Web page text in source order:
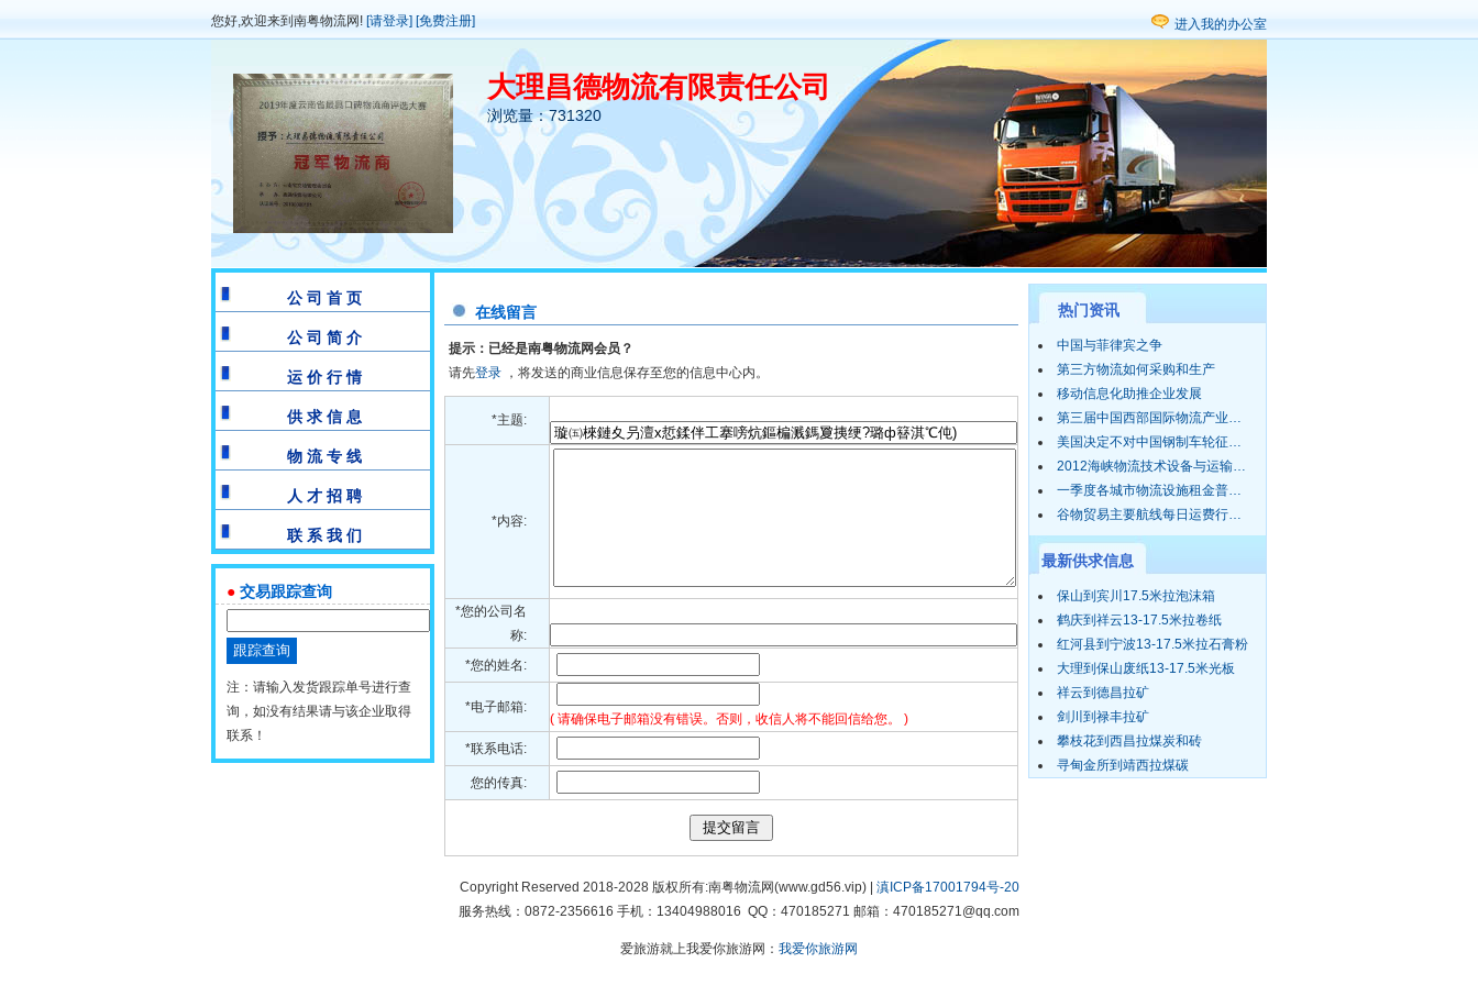
您好,欢迎来到南粤物流网! [请登录] [免费注册] 进入我的办公室
大理昌德物流有限责任公司
浏览量：731320
公 司 首 页
公 司 简 介
运 价 行 情
供 求 信 息
物 流 专 线
人 才 招 聘
联 系 我 们
● 交易跟踪查询
注：请输入发货跟踪单号进行查
询，如没有结果请与该企业取得
联系！
在线留言
提示：已经是南粤物流网会员？
请先登录 ，将发送的商业信息保存至您的信息中心内。
*主题:
*内容:
*您的公司名
称:
*您的姓名:
*电子邮箱:
( 请确保电子邮箱没有错误。否则，收信人将不能回信给您。 )
*联系电话:
您的传真:
热门资讯
中国与菲律宾之争
第三方物流如何采购和生产
移动信息化助推企业发展
第三届中国西部国际物流产业…
美国决定不对中国钢制车轮征…
2012海峡物流技术设备与运输…
一季度各城市物流设施租金普…
谷物贸易主要航线每日运费行…
最新供求信息
保山到宾川17.5米拉泡沫箱
鹤庆到祥云13-17.5米拉卷纸
红河县到宁波13-17.5米拉石膏粉
大理到保山废纸13-17.5米光板
祥云到德昌拉矿
剑川到禄丰拉矿
攀枝花到西昌拉煤炭和砖
寻甸金所到靖西拉煤碳
Copyright Reserved 2018-2028 版权所有:南粤物流网(www.gd56.vip) | 滇ICP备17001794号-20
服务热线：0872-2356616 手机：13404988016 QQ：470185271 邮箱：470185271@qq.com
爱旅游就上我爱你旅游网： 我爱你旅游网